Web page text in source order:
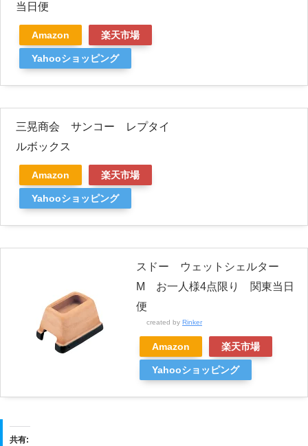
当日便
Amazon 楽天市場
Yahooショッピング
三晃商会 サンコー レプタイ
ルボックス
Amazon 楽天市場
Yahooショッピング
スドー ウェットシェルター
M お一人様4点限り 関東当日
便
created by Rinker
Amazon 楽天市場
Yahooショッピング
共有: